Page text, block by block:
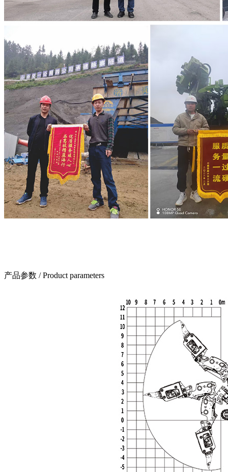
产品参数 / Product parameters